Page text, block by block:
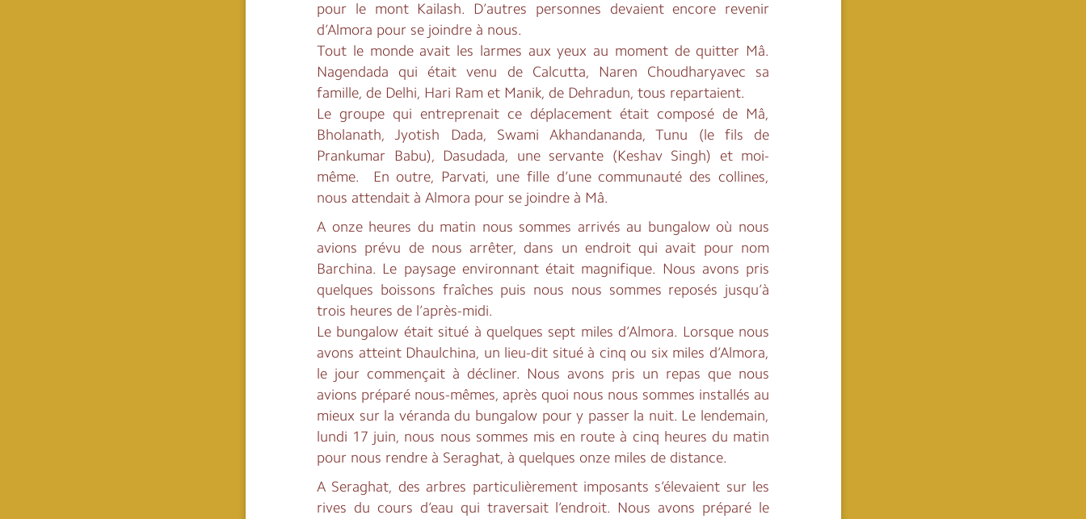
pour le mont Kailash. D’autres personnes devaient encore revenir
d’Almora pour se joindre à nous.
Tout le monde avait les larmes aux yeux au moment de quitter Mâ.
Nagendada qui était venu de Calcutta, Naren Choudharyavec sa
famille, de Delhi, Hari Ram et Manik, de Dehradun, tous repartaient.
Le groupe qui entreprenait ce déplacement était composé de Mâ,
Bholanath, Jyotish Dada, Swami Akhandananda, Tunu (le fils de
Prankumar Babu), Dasudada, une servante (Keshav Singh) et moi-
même. En outre, Parvati, une fille d’une communauté des collines,
nous attendait à Almora pour se joindre à Mâ.
A onze heures du matin nous sommes arrivés au bungalow où nous
avions prévu de nous arrêter, dans un endroit qui avait pour nom
Barchina. Le paysage environnant était magnifique. Nous avons pris
quelques boissons fraîches puis nous nous sommes reposés jusqu’à
trois heures de l’après-midi.
Le bungalow était situé à quelques sept miles d’Almora. Lorsque nous
avons atteint Dhaulchina, un lieu-dit situé à cinq ou six miles d’Almora,
le jour commençait à décliner. Nous avons pris un repas que nous
avions préparé nous-mêmes, après quoi nous nous sommes installés au
mieux sur la véranda du bungalow pour y passer la nuit. Le lendemain,
lundi 17 juin, nous nous sommes mis en route à cinq heures du matin
pour nous rendre à Seraghat, à quelques onze miles de distance.
A Seraghat, des arbres particulièrement imposants s’élevaient sur les
rives du cours d’eau qui traversait l’endroit. Nous avons préparé le